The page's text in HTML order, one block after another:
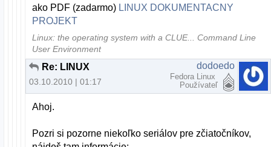
ako PDF (zadarmo) LINUX DOKUMENTACNY
PROJEKT
Linux: the operating system with a CLUE... Command Line
User Environment
Re: LINUX
03.10.2010 | 01:17
dodoedo
Fedora Linux
Používateľ
Ahoj.
Pozri si pozorne niekoľko seriálov pre zčiatočníkov,